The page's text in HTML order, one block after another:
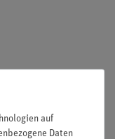
€
auf
Daten